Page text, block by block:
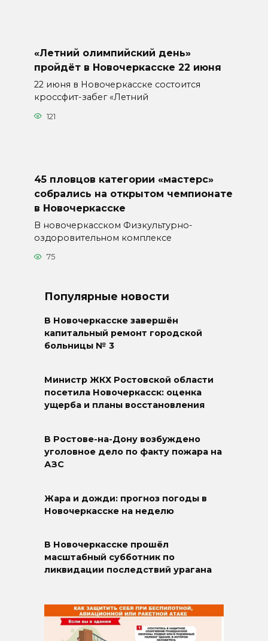
«Летний олимпийский день»
пройдёт в Новочеркасске 22 июня
22 июня в Новочеркасске состоится
кроссфит-забег «Летний
121
45 пловцов категории «мастерс»
собрались на открытом чемпионате
в Новочеркасске
В новочеркасском Физкультурно-
оздоровительном комплексе
75
Популярные новости
В Новочеркасске завершён
капитальный ремонт городской
больницы № 3
Министр ЖКХ Ростовской области
посетила Новочеркасск: оценка
ущерба и планы восстановления
В Ростове-на-Дону возбуждено
уголовное дело по факту пожара на
АЗС
Жара и дожди: прогноз погоды в
Новочеркасске на неделю
В Новочеркасске прошёл
масштабный субботник по
ликвидации последствий урагана